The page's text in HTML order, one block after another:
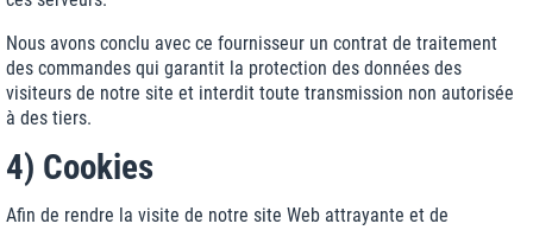
Nous avons conclu avec ce fournisseur un contrat de traitement
des commandes qui garantit la protection des données des
visiteurs de notre site et interdit toute transmission non autorisée
à des tiers.
4) Cookies
Afin de rendre la visite de notre site Web attrayante et de